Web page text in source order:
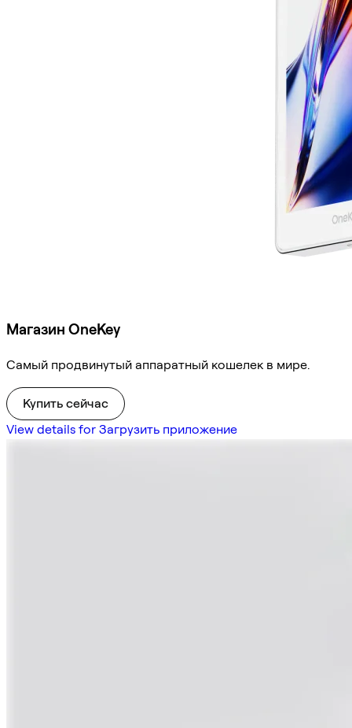
Магазин OneKey
Самый продвинутый аппаратный кошелек в мире.
Купить сейчас
View details for Загрузить приложение